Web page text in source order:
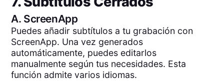
A. ScreenApp
Puedes añadir subtítulos a tu grabación con
ScreenApp. Una vez generados
automáticamente, puedes editarlos
manualmente según tus necesidades. Esta
función admite varios idiomas.